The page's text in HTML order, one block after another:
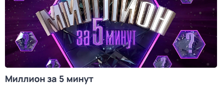
Миллион за 5 минут